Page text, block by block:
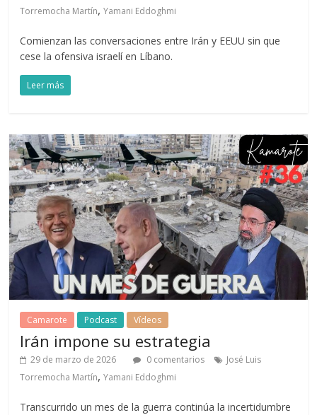
Torremocha Martín,Yamani Eddoghmi
Comienzan las conversaciones entre Irán y EEUU sin que
cese la ofensiva israelí en Líbano.
Leer más
Camarote Podcast Vídeos
Irán impone su estrategia
29 de marzo de 2026 0 comentarios
José Luis
Torremocha Martín,Yamani Eddoghmi
Transcurrido un mes de la guerra continúa la incertidumbre